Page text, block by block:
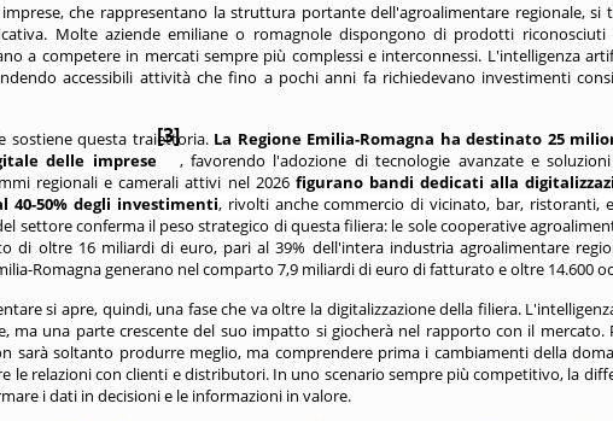
imprese, che rappresentano la struttura portante dell'agroalimentare regionale,
Molte aziende emiliane o romagnole dispongono di prodotti
a competere in mercati sempre più complessi e interconnessi. L'intelligenza
accessibili attività che fino a pochi anni fa richiedevano investimenti
sostiene questa traiettoria. La Regione Emilia-Romagna ha destinato 25
delle imprese
[3]
, favorendo l'adozione di tecnologie avanzate e
regionali e camerali attivi nel 2026 figurano bandi dedicati alla
50% degli investimenti, rivolti anche commercio di vicinato, bar, ristoranti,
settore conferma il peso strategico di questa filiera: le sole cooperative
di oltre 16 miliardi di euro, pari al 39% dell'intera industria agroalimentare
Romagna generano nel comparto 7,9 miliardi di euro di fatturato e oltre 14.600
si apre, quindi, una fase che va oltre la digitalizzazione della filiera.
ma una parte crescente del suo impatto si giocherà nel rapporto con il mercato.
sarà soltanto produrre meglio, ma comprendere prima i cambiamenti della
le relazioni con clienti e distributori. In uno scenario sempre più competitivo, la
i dati in decisioni e le informazioni in valore.